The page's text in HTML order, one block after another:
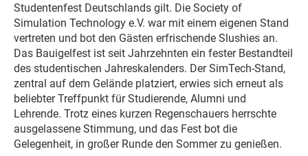
Studentenfest Deutschlands gilt. Die Society of
Simulation Technology e.V. war mit einem eigenen Stand
vertreten und bot den Gästen erfrischende Slushies an.
Das Bauigelfest ist seit Jahrzehnten ein fester Bestandteil
des studentischen Jahreskalenders. Der SimTech-Stand,
zentral auf dem Gelände platziert, erwies sich erneut als
beliebter Treffpunkt für Studierende, Alumni und
Lehrende. Trotz eines kurzen Regenschauers herrschte
ausgelassene Stimmung, und das Fest bot die
Gelegenheit, in großer Runde den Sommer zu genießen.